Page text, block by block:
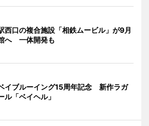
西口の複合施設「相鉄ムービル」が9月
へ 一体開発も
イブルーイング15周年記念 新作ラガ
ル「ベイヘル」